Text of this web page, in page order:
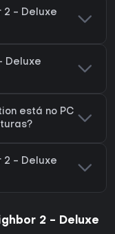
2 - Deluxe
Deluxe
está no PC
2 - Deluxe
2 - Deluxe